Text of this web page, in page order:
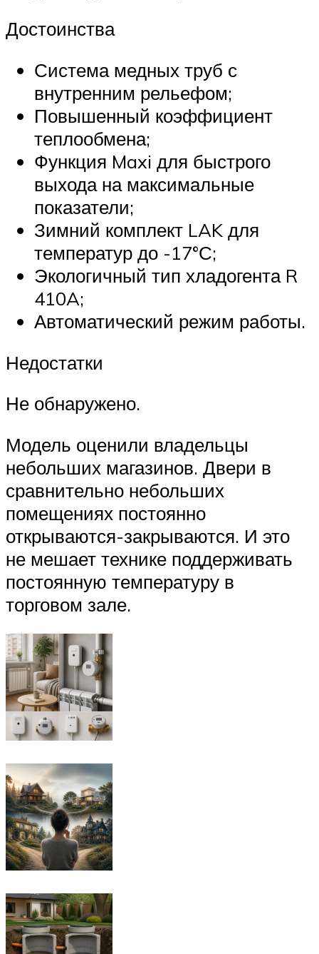
Достоинства
Система медных труб с
внутренним рельефом;
Повышенный коэффициент
теплообмена;
Функция Maxi для быстрого
выхода на максимальные
показатели;
Зимний комплект LAK для
температур до -17°С;
Экологичный тип хладогента R
410A;
Автоматический режим работы.
Недостатки
Не обнаружено.
Модель оценили владельцы
небольших магазинов. Двери в
сравнительно небольших
помещениях постоянно
открываются-закрываются. И это
не мешает технике поддерживать
постоянную температуру в
торговом зале.